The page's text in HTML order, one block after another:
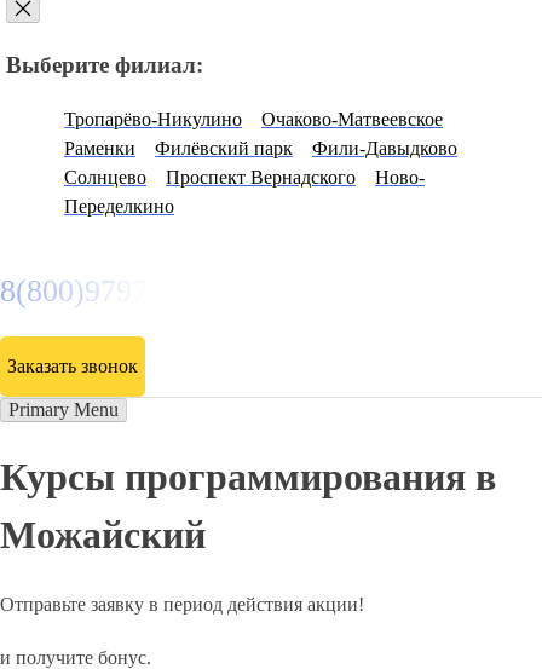
Выберите филиал:
Тропарёво-Никулино
Очаково-Матвеевское
Раменки
Филёвский парк
Фили-Давыдково
Солнцево
Проспект Вернадского
Ново-
Переделкино
8(800)9797043
Заказать звонок
Primary Menu
Курсы программирования в
Можайский
Отправьте заявку в период действия акции!
и получите бонус.